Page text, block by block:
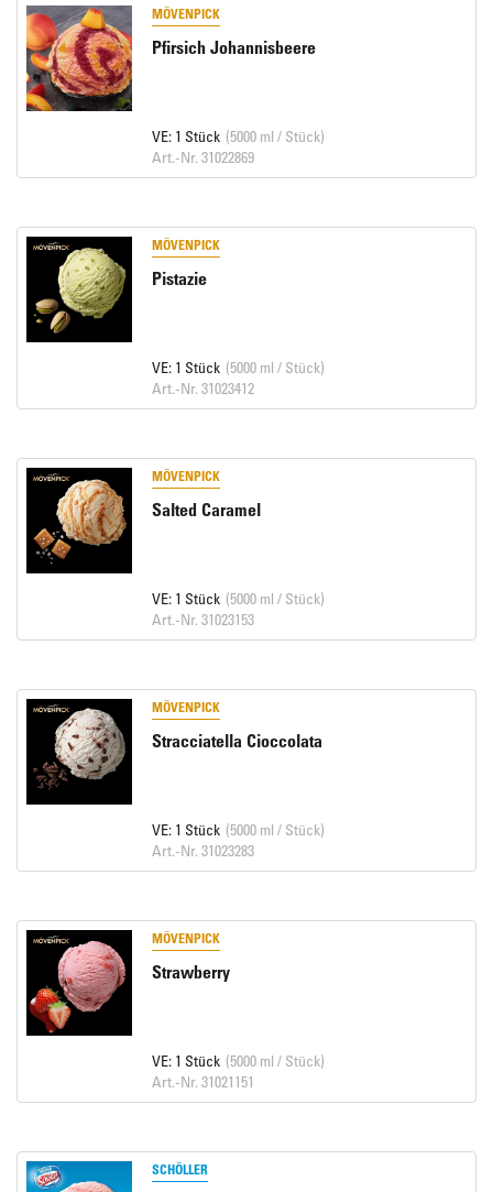
MÖVENPICK
Pfirsich Johannisbeere
VE: 1 Stück (5000 ml / Stück)
Art.-Nr. 31022869
MÖVENPICK
Pistazie
VE: 1 Stück (5000 ml / Stück)
Art.-Nr. 31023412
MÖVENPICK
Salted Caramel
VE: 1 Stück (5000 ml / Stück)
Art.-Nr. 31023153
MÖVENPICK
Stracciatella Cioccolata
VE: 1 Stück (5000 ml / Stück)
Art.-Nr. 31023283
MÖVENPICK
Strawberry
VE: 1 Stück (5000 ml / Stück)
Art.-Nr. 31021151
SCHÖLLER